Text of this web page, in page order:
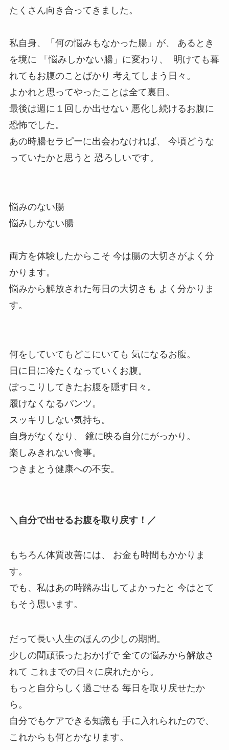
たくさん向き合ってきました。 ⁡ ⁡ ⁡
私自身、
「何の悩みもなかった腸」が、 あるとき
を境に 「悩みしかない腸」に変わり、 ⁡ 明けても暮
れてもお腹のことばかり 考えてしまう日々。 ⁡
よかれと思ってやったことは全て裏目。
最後は週に１回しか出せない 悪化し続けるお腹に
恐怖でした。
あの時腸セラピーに出会わなければ、 今頃どうな
っていたかと思うと 恐ろしいです。
悩みのない腸
悩みしかない腸 ⁡
両方を体験したからこそ 今は腸の大切さがよく分
かります。
悩みから解放された毎日の大切さも よく分かりま
す。 ⁡ ⁡
何をしていてもどこにいても 気になるお腹。
日に日に冷たくなっていくお腹。
ぽっこりしてきたお腹を隠す日々。
履けなくなるパンツ。
スッキリしない気持ち。
自身がなくなり、 鏡に映る自分にがっかり。
楽しみきれない食事。
つきまとう健康への不安。 ⁡
＼自分で出せるお腹を取り戻す！／ ⁡
もちろん体質改善には、 お金も時間もかかりま
す。
でも、私はあの時踏み出してよかったと 今はとて
もそう思います。 ⁡
だって長い人生のほんの少しの期間。 ⁡
少しの間頑張ったおかげで 全ての悩みから解放さ
れて これまでの日々に戻れたから。 ⁡
もっと自分らしく過ごせる 毎日を取り戻せたか
ら。 ⁡ ⁡
自分でもケアできる知識も 手に入れられたので、
これからも何とかなります。 ⁡